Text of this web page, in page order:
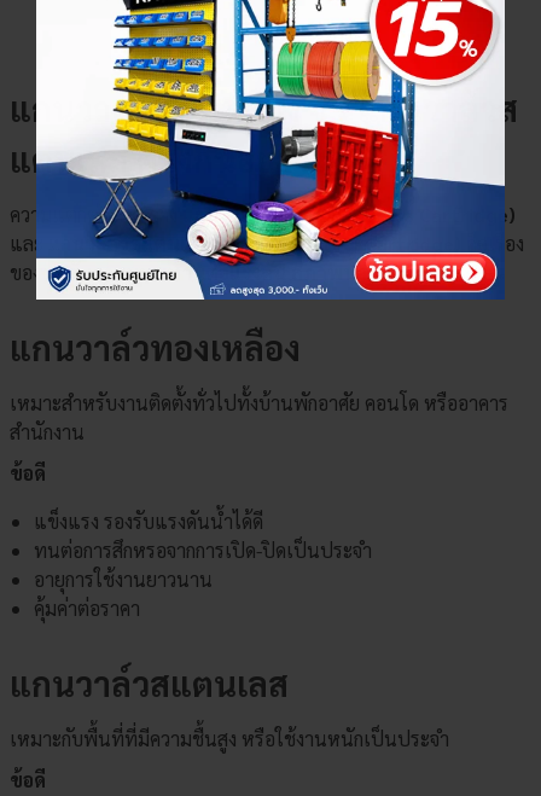
แกนวาล์วทองเหลือง VS แกนวาล์วส
แตนเลส ต่างกันอย่างไร?
ความแตกต่างระหว่าง
แกนวาล์วทองเหลือง (Brass Cartridge)
และ
แกนวาล์วสแตนเลส (Stainless Steel Cartridge)
คือเรื่อง
ของ ระดับความทนทานต่อแรงดัน สภาพน้ำ และงบประมาณ
แกนวาล์วทองเหลือง
เหมาะสำหรับงานติดตั้งทั่วไปทั้งบ้านพักอาศัย คอนโด หรืออาคาร
สำนักงาน
ข้อดี
แข็งแรง รองรับแรงดันน้ำได้ดี
ทนต่อการสึกหรอจากการเปิด-ปิดเป็นประจำ
อายุการใช้งานยาวนาน
คุ้มค่าต่อราคา
แกนวาล์วสแตนเลส
เหมาะกับพื้นที่ที่มีความชื้นสูง หรือใช้งานหนักเป็นประจำ
ข้อดี